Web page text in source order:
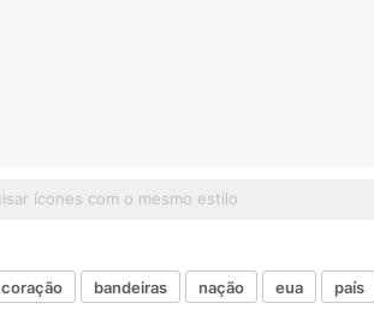
coração bandeiras nação eua país